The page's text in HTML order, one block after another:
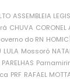
ASSEMBLEIA
CHUVA CORONEL
do RN
LULA Mossoró
PARELHAS
PRF RAFAEL